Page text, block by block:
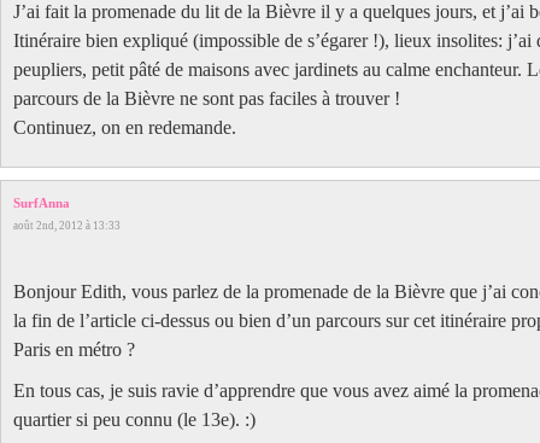
J’ai fait la promenade du lit de la Bièvre il y a quelques jours, et j’ai
Itinéraire bien expliqué (impossible de s’égarer !), lieux insolites: j’ai
peupliers, petit pâté de maisons avec jardinets au calme enchanteur.
parcours de la Bièvre ne sont pas faciles à trouver !
Continuez, on en redemande.
SurfAnna
août 2nd, 2012 à 13:33
Bonjour Edith, vous parlez de la promenade de la Bièvre que j’ai
la fin de l’article ci-dessus ou bien d’un parcours sur cet itinéraire
Paris en métro ?
En tous cas, je suis ravie d’apprendre que vous avez aimé la
quartier si peu connu (le 13e). :)